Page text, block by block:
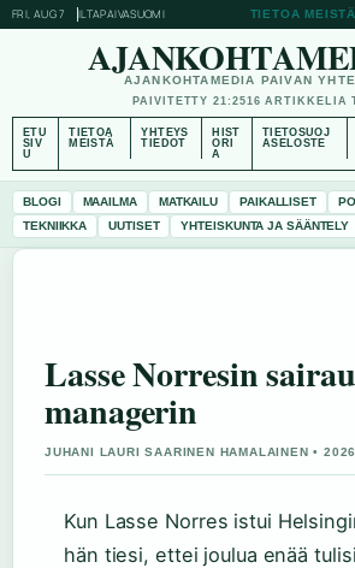
FRI, AUG 7 ILTAPAIVASUOMI TIETOA MEISTÄ
AJANKOHTAMEDIA PAIVAN
PAIVITETTY 21:2516 ARTIKKELIA
ETU
SIV
U
TIETOA
MEISTÄ
YHTEYS
TIEDOT
HIST
ORI
A
TIETOSUOJ
ASELOSTE
BLOGI MAAILMA MATKAILU PAIKALLISET
TEKNIIKKA
UUTISET YHTEISKUNTA JA SÄÄNTELY
Lasse Norresin
managerin
JUHANI LAURI SAARINEN HAMALAINEN •
Kun Lasse Norres istui
hän tiesi, ettei joulua enää